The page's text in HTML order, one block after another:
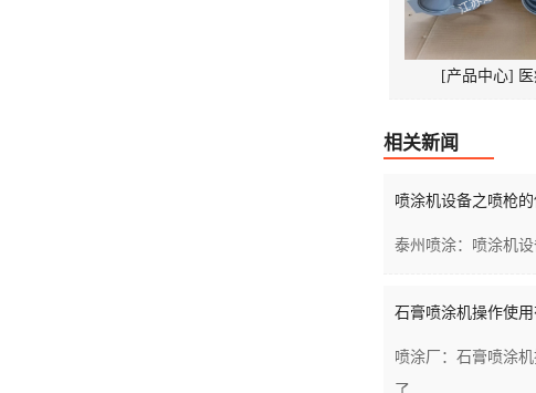
[产品中心]
相关新闻
喷涂机设备之喷枪
泰州喷涂：喷涂机
石膏喷涂机操作使
喷涂厂：石膏喷涂